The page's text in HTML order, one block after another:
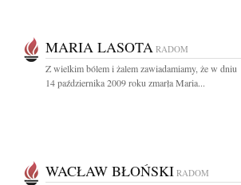
MARIA LASOTA RADOM
Z wielkim bólem i żalem zawiadamiamy, że w dniu
14 października 2009 roku zmarła Maria...
WACŁAW BŁOŃSKI RADOM